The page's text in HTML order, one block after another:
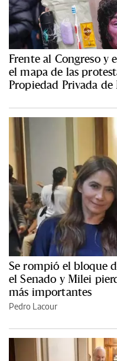
Frente al Congreso y
el mapa de las
Propiedad Privada
Se rompió el bloque
el Senado y Milei
más importantes
Pedro Lacour